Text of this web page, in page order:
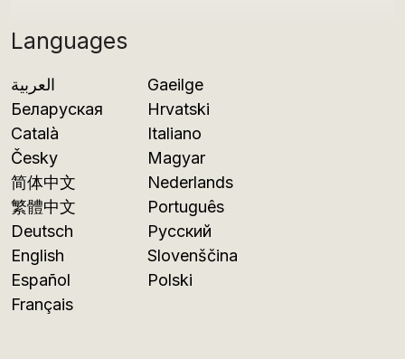
Languages
العربية
Беларуская
Català
Česky
简体中文
繁體中文
Deutsch
English
Español
Français
Gaeilge
Hrvatski
Italiano
Magyar
Nederlands
Português
Русский
Slovenščina
Polski